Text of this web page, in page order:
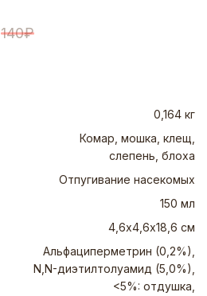
140₽
0,164 кг
Комар, мошка, клещ,
слепень, блоха
Отпугивание насекомых
150 мл
4,6х4,6х18,6 см
Альфациперметрин (0,2%),
N,N-диэтилтолуамид (5,0%),
<5%: отдушка,